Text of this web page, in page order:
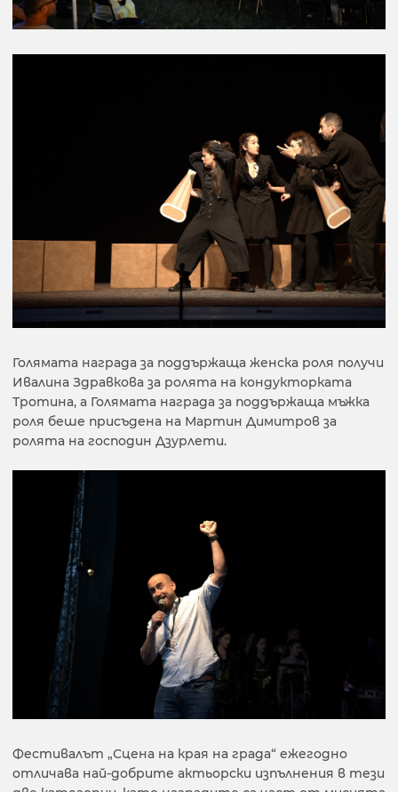
Голямата награда за поддържаща женска роля получи
Ивалина Здравкова за ролята на кондукторката
Тротина, а Голямата награда за поддържаща мъжка
роля беше присъдена на Мартин Димитров за
ролята на господин Дзурлети.
Фестивалът „Сцена на края на града“ ежегодно
отличава най-добрите актьорски изпълнения в тези